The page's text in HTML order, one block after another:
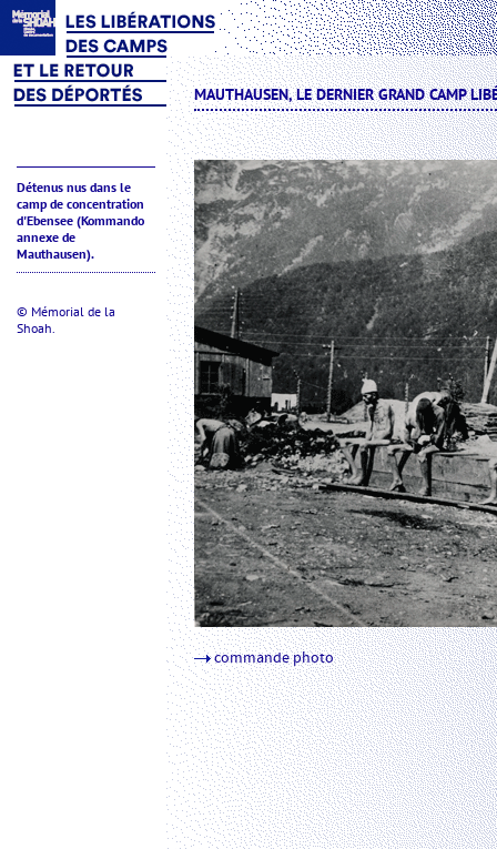
Détenus nus dans le
camp de concentration
d'Ebensee (Kommando
annexe de
Mauthausen).
© Mémorial de la
Shoah.
MAUTHAUSEN, LE DERNIER GRAND CAMP
commande photo